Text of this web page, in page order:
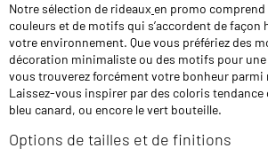
Notre sélection de rideaux en promo
couleurs et de motifs qui s’accordent de façon
votre environnement. Que vous préfériez des
décoration minimaliste ou des motifs pour
vous trouverez forcément votre bonheur parmi
Laissez-vous inspirer par des coloris tendance
bleu canard, ou encore le vert bouteille.
Options de tailles et de finitions